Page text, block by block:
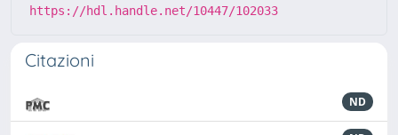
https://hdl.handle.net/10447/102033
Citazioni
ND